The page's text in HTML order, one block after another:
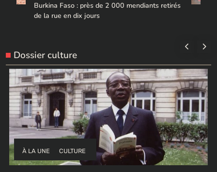
Burkina Faso : près de 2 000 mendiants retirés
de la rue en dix jours
Dossier culture
À LA UNE CULTURE